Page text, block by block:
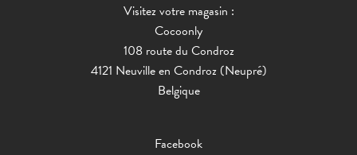
Visitez votre magasin :
Cocoonly
108 route du Condroz
4121 Neuville en Condroz (Neupré)
Belgique
Facebook